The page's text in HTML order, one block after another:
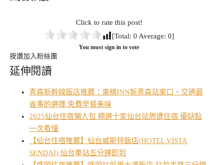
Click to rate this post!
[Total: 0 Average: 0]
You must sign in to vote
按讚加入粉絲團
延伸閱讀
青森新幹線飯店推薦：東橫INN新青森站東口，交通最
省事的選擇 免費早餐美味
2025仙台住宿懶人包 精選十家仙台站周遭住宿 優缺點
一次看懂
【仙台住宿推薦】仙台威斯特飯店(HOTEL VISTA
SENDAI) 仙台車站五分鐘即到